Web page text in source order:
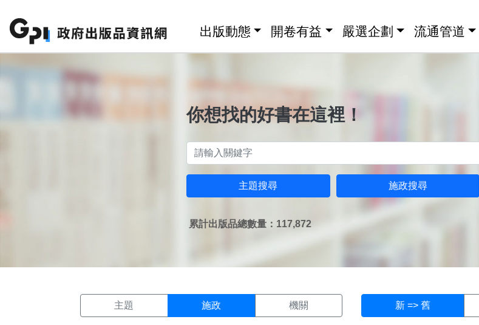
出版動態 開卷有益 嚴選企劃 流通管道
你想找的好書在這裡！
主題搜尋 施政搜尋
累計出版品總數量：117,872
主題 施政 機關 新 => 舊